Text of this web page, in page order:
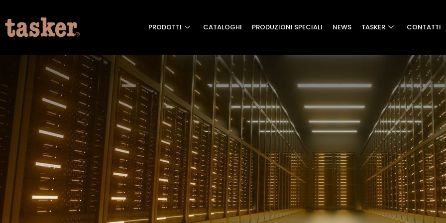
PRODOTTI CATALOGHI PRODUZIONI SPECIALI NEWS TASKER CONTATTI